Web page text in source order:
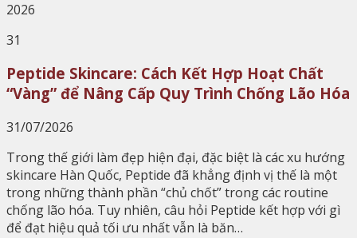
2026
31
Peptide Skincare: Cách Kết Hợp Hoạt Chất
“Vàng” để Nâng Cấp Quy Trình Chống Lão Hóa
31/07/2026
Trong thế giới làm đẹp hiện đại, đặc biệt là các xu hướng
skincare Hàn Quốc, Peptide đã khẳng định vị thế là một
trong những thành phần “chủ chốt” trong các routine
chống lão hóa. Tuy nhiên, câu hỏi Peptide kết hợp với gì
để đạt hiệu quả tối ưu nhất vẫn là băn…